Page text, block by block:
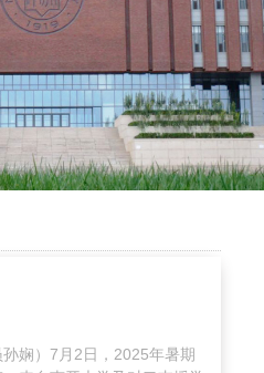
娴）7月2日，2025年暑期